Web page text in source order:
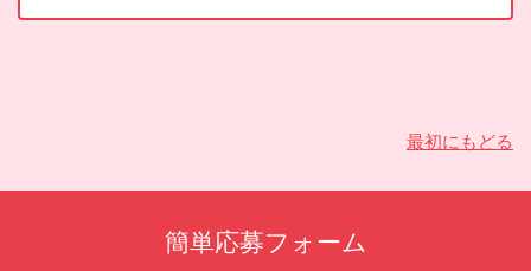
最初にもどる
簡単応募フォーム